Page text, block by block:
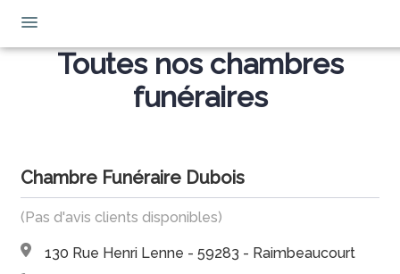
NOS SERVICES
SERVICES AUX FAMILLES
AGENCE D’AUBY
NOTRE CHAMBRE FUNÉRAIRE
SITE MARBRERIE
Toutes nos chambres
funéraires
Chambre Funéraire Dubois
(Pas d'avis clients disponibles)
130 Rue Henri Lenne - 59283 - Raimbeaucourt